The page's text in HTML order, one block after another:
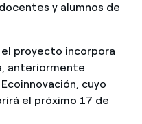
y alumnos de
proyecto incorpora
anteriormente
cuyo
el próximo 17 de